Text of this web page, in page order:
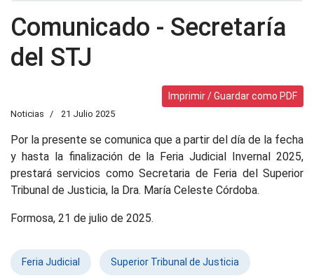
Comunicado - Secretaría
del STJ
Imprimir / Guardar como PDF
Noticias 21 Julio 2025
Por la presente se comunica que a partir del día de la fecha
y hasta la finalización de la Feria Judicial Invernal 2025,
prestará servicios como Secretaria de Feria del Superior
Tribunal de Justicia, la Dra. María Celeste Córdoba.
Formosa, 21 de julio de 2025.
Feria Judicial Superior Tribunal de Justicia